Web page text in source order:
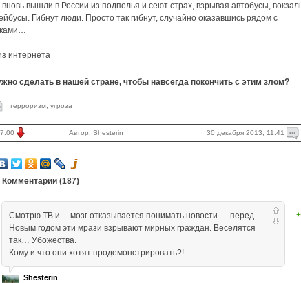
вышли в России из подполья и сеют страх, взрывая автобусы,
Гибнут люди. Просто так гибнут, случайно оказавшись рядом с
интернета
сделать в нашей стране, чтобы навсегда покончить с этим злом?
терроризм угроза
Автор: Shesterin 30 декабря 2013, 11:41
Комментарии (187)
Смотрю ТВ и… мозг отказывается понимать новости — перед
Новым годом эти мрази взрывают мирных граждан. Веселятся
так… Убожества.
Кому и что они хотят продемонстрировать?!
Shesterin